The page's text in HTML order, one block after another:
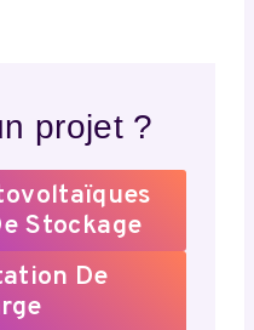
projet ?
Stockage
De